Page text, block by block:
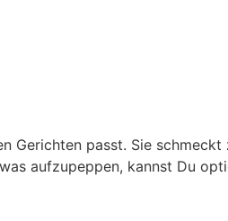
Gerichten passt. Sie schmeckt
aufzupeppen, kannst Du